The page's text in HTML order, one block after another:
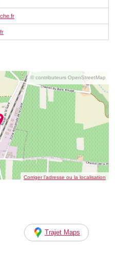
© contributeurs OpenStreetMap
Corriger l’adresse ou la localisation
Trajet Maps